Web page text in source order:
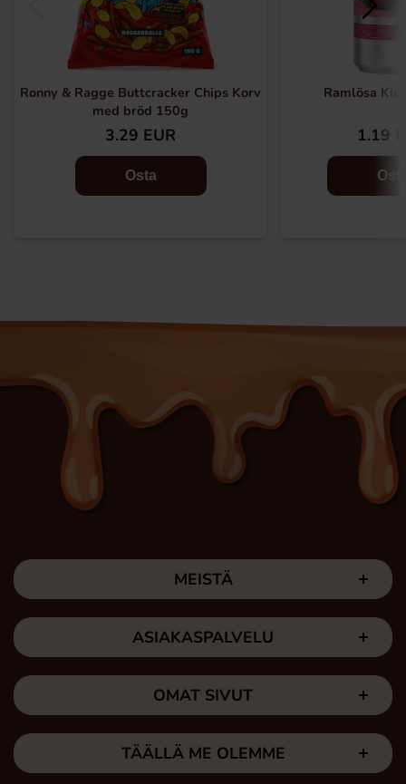
Ronny & Ragge Buttcracker Chips Korv
med bröd 150g
3.29 EUR
Osta
Ramlösa
1.19
MEISTÄ
ASIAKASPALVELU
OMAT SIVUT
TÄÄLLÄ ME OLEMME